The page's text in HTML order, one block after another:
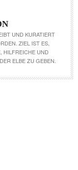
UND KURATIERT
ZIEL IST ES,
HILFREICHE UND
ELBE ZU GEBEN.